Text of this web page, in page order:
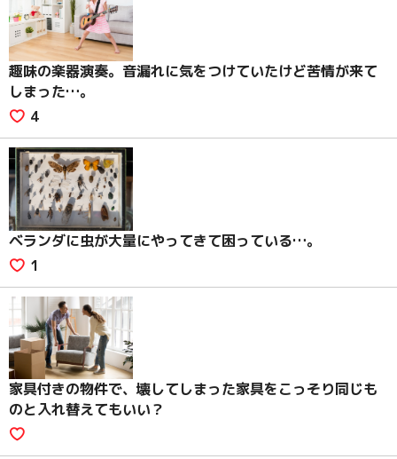
趣味の楽器演奏。音漏れに気をつけていたけど苦情が来て
しまった…。
4
ベランダに虫が大量にやってきて困っている…。
1
家具付きの物件で、壊してしまった家具をこっそり同じも
のと入れ替えてもいい？